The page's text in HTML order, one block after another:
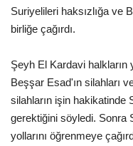
Suriyelileri haksızlığa ve
birliğe çağırdı.
Şeyh El Kardavi halkların
Beşşar Esad'ın silahları
silahların işin hakikatinde
gerektiğini söyledi. Sonra
yollarını öğrenmeye